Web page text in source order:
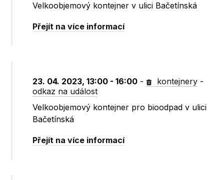
Velkoobjemový kontejner v ulici Bačetínská
Přejít na více informací
23. 04. 2023, 13:00 - 16:00 - kontejnery -
odkaz na událost
Velkoobjemový kontejner pro bioodpad v ulici
Bačetínská
Přejít na více informací